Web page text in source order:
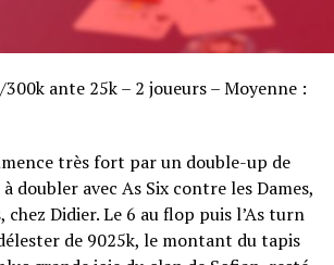
ante 25k – 2 joueurs – Moyenne :
très fort par un double-up de
doubler avec As Six contre les Dames,
Didier. Le 6 au flop puis l’As turn
de 9025k, le montant du tapis